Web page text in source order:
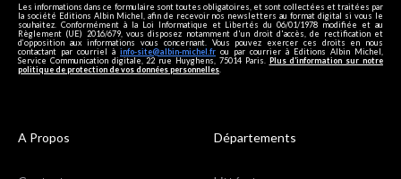
Les informations dans ce formulaire sont toutes obligatoires, et sont collectées et traitées par
la société Editions Albin Michel, afin de recevoir nos newsletters au format digital si vous le
souhaitez. Conformément à la Loi Informatique et Libertés du 06/01/1978 modifiée et au
Règlement (UE) 2016/679, vous disposez notamment d'un droit d'accès, de rectification et
d’opposition aux informations vous concernant. Vous pouvez exercer ces droits en nous
contactant par courriel à info-site@albin-michel.fr ou par courrier à Editions Albin Michel,
Service Communication digitale, 22 rue Huyghens, 75014 Paris. Plus d’information sur notre
politique de protection de vos données personnelles
A Propos Départements